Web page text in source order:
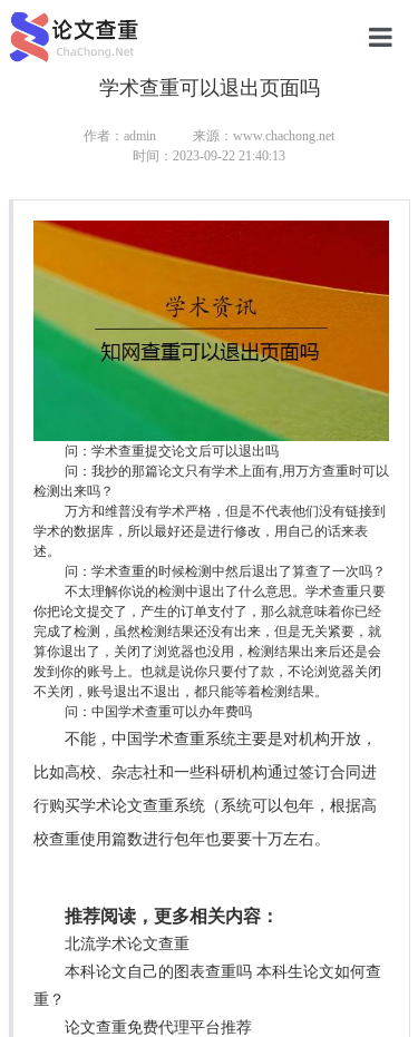
研究生论
博士论文
学术查重可以退出页面吗
作者：admin
来源：www.chachong.net
时间：2023-09-22 21:40:13
问：学术查重提交论文后可以退出吗
问：我抄的那篇论文只有学术上面有,用万方查重时可以
检测出来吗？
万方和维普没有学术严格，但是不代表他们没有链接到
学术的数据库，所以最好还是进行修改，用自己的话来表
述。
问：学术查重的时候检测中然后退出了算查了一次吗？
不太理解你说的检测中退出了什么意思。学术查重只要
你把论文提交了，产生的订单支付了，那么就意味着你已经
完成了检测，虽然检测结果还没有出来，但是无关紧要，就
算你退出了，关闭了浏览器也没用，检测结果出来后还是会
发到你的账号上。也就是说你只要付了款，不论浏览器关闭
不关闭，账号退出不退出，都只能等着检测结果。
问：中国学术查重可以办年费吗
不能，中国学术查重系统主要是对机构开放，
比如高校、杂志社和一些科研机构通过签订合同进
行购买学术论文查重系统（系统可以包年，根据高
校查重使用篇数进行包年也要要十万左右。
推荐阅读，更多相关内容：
北流学术论文查重
本科论文自己的图表查重吗 本科生论文如何查
重？
论文查重免费代理平台推荐